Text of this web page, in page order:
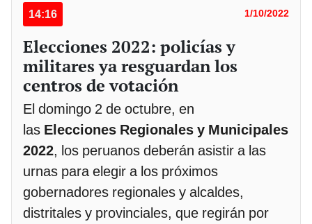
14:16 1/10/2022
Elecciones 2022: policías y
militares ya resguardan los
centros de votación
El domingo 2 de octubre, en
las Elecciones Regionales y Municipales
2022, los peruanos deberán asistir a las
urnas para elegir a los próximos
gobernadores regionales y alcaldes,
distritales y provinciales, que regirán por